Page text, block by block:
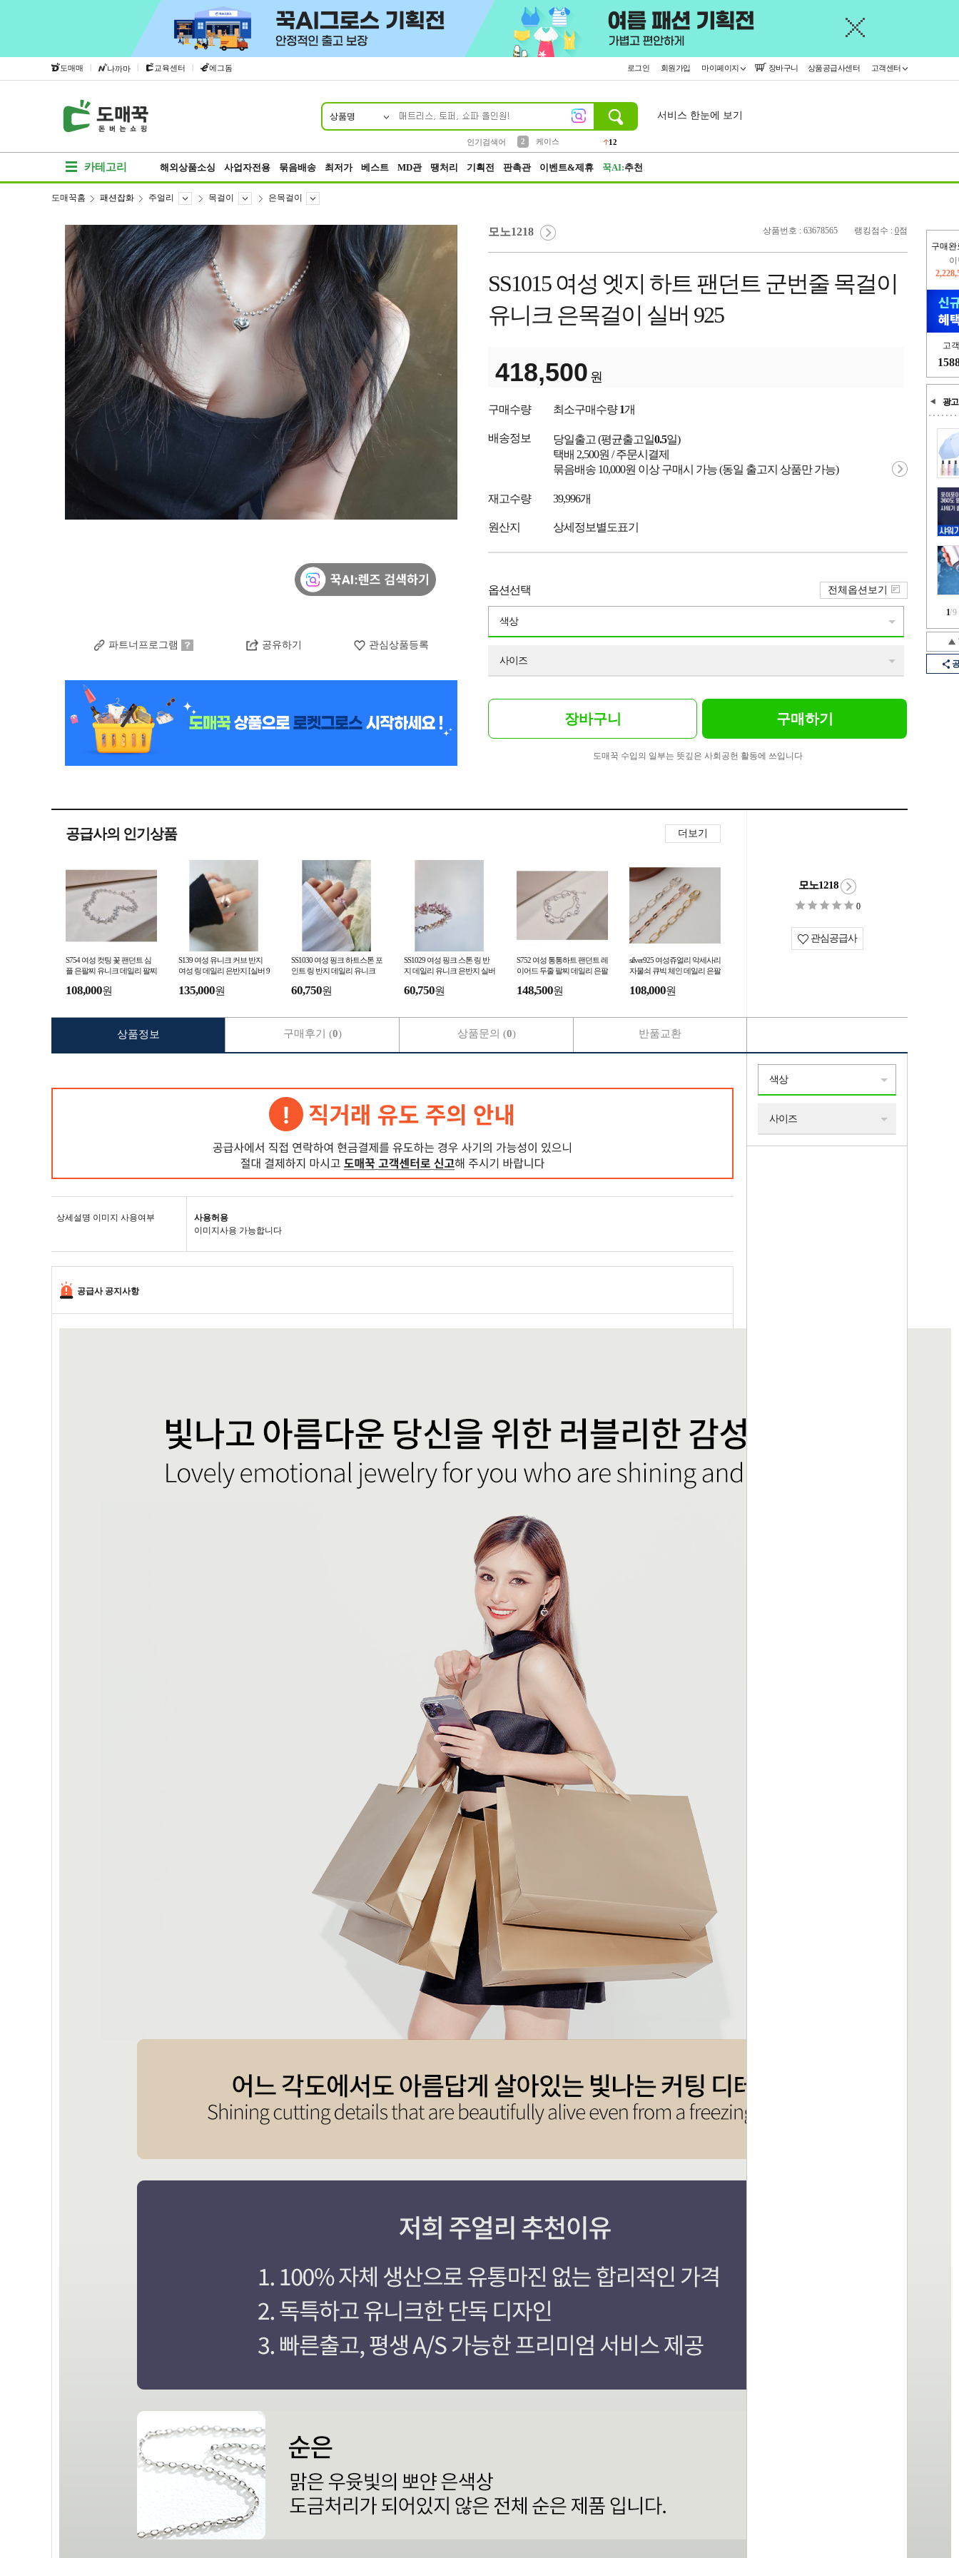
도매매 | 나까마 | 교육센터 | 에그돔 로그인 회원가입 마이페이지 장바구니 상품공급사센터 고객센터
상품명
인기검색어
3
생수 454
서비스 한눈에 보기
카테고리 해외상품소싱 사업자전용 묶음배송 최저가 베스트 MD관 땡처리 기획전 판촉관 이벤트&제휴 꾹AI:추천
구매완
고
광고
1/9
도매꾹홈 패션잡화 주얼리 목걸이 은목걸이
파트너프로그램 공유하기 관심상품등록
상품번호 : 63678565 랭킹점수 : 0점
모노1218
SS1015 여성 엣지 하트 팬던트 군번줄 목걸이
유니크 은목걸이 실버 925
418,500 원
구매수량 최소구매수량1개
배송정보 당일출고 (평균출고일0.5일)
택배 2,500원 / 주문시결제
묶음배송 10,000원 이상 구매시 가능 (동일 출고지 상품만 가능)
재고수량 39,996개
원산지 상세정보별도표기
옵션선택
색상
사이즈
전체옵션보기
장바구니 구매하기
도매꾹 수입의 일부는 뜻깊은 사회공헌 활동에 쓰입니다
공급사의 인기상품 더보기
S754 여성 컷팅 꽃 팬던트 심
플 은팔찌 유니크 데일리 팔찌
108,000원
S139 여성 유니크 커브 반지
여성 링 데일리 은반지 [실버 9
135,000원
SS1030 여성 핑크 하트스톤 포
인트 링 반지 데일리 유니크
60,750원
SS1029 여성 핑크 스톤 링 반
지 데일리 유니크 은반지 실버
60,750원
S752 여성 통통하트 팬던트 레
이어드 두줄 팔찌 데일리 은팔
148,500원
silver925 여성쥬얼리 악세사리
자물쇠 큐빅 체인 데일리 은팔
108,000원
모노1218
0
관심공급사
상세설명 이미지 사용여부
사용허용
이미지사용 가능합니다
공급사 공지사항
상품정보 구매후기 (0) 상품문의 (0) 반품교환
색상
사이즈